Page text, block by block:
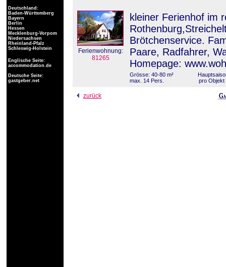
Ferienwohnung:
81265
kleiner Ferienhof im
Brötchenservice.
Paare, Radfahrer,
Homepage:
Grösse: 40-80 m²
max. 14 Pers.
pro Objekt
zurück
Deutschland:
Baden-Württemberg
Bayern
Berlin
Hessen
Mecklenburg-Vorpom
Niedersachsen
Rheinland-Pfalz
Schleswig-Holstein
Englische Seite:
accommodation.de
Deutsche Seite:
gastgeber.net